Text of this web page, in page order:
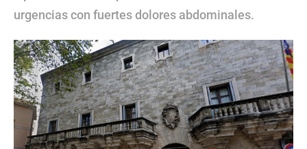
urgencias con fuertes dolores abdominales.